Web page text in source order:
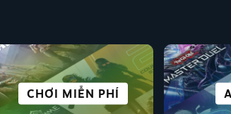
CHƠI MIỄN PHÍ
ĐƠN GIẢN TUYỆT
SINH TỒN
ĐUA TỐC ĐỘ